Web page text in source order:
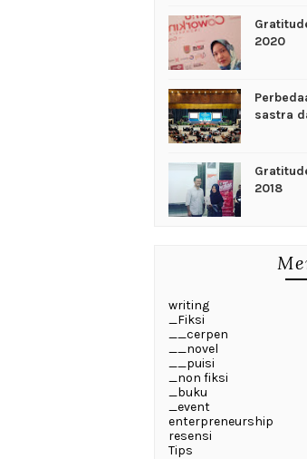
2020
sastra
2018
writing
_Fiksi
__cerpen
__novel
__puisi
_non fiksi
_buku
_event
enterpreneurship
resensi
Tips